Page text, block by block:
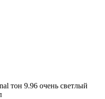
тон 9.96 очень светлый